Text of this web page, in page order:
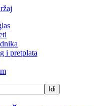
i pretplata
Idi